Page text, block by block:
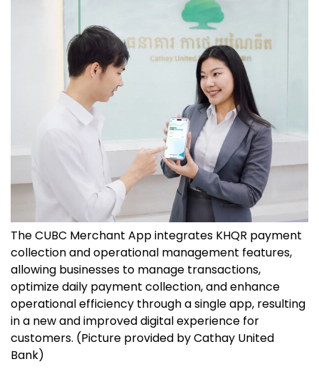
The CUBC Merchant App integrates KHQR payment
collection and operational management features,
allowing businesses to manage transactions,
optimize daily payment collection, and enhance
operational efficiency through a single app, resulting
in a new and improved digital experience for
customers. (Picture provided by Cathay United
Bank)